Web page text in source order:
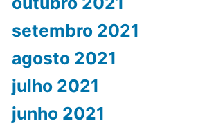
setembro 2021
agosto 2021
julho 2021
junho 2021